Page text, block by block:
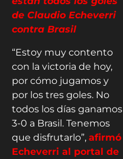
de Claudio Echeverri
contra Brasil
“Estoy muy contento
con la victoria de hoy,
por cómo jugamos y
por los tres goles. No
todos los días ganamos
3-0 a Brasil. Tenemos
que disfrutarlo”, afirmó
Echeverri al portal de